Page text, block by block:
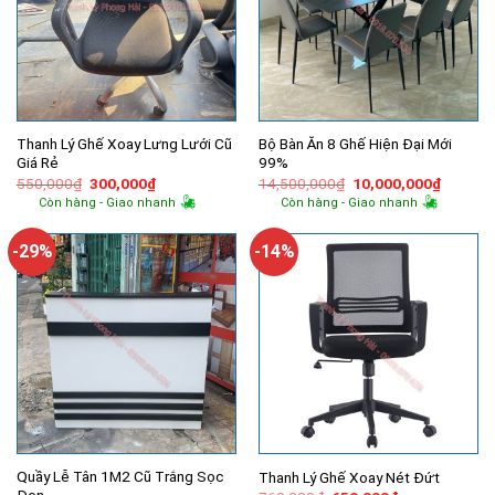
Thanh Lý Ghế Xoay Lưng Lưới Cũ
Giá Rẻ
550,000₫ Giá
gốc
là:
300,000₫Giá
hiện
tại
300,000₫.
Còn hàng - Giao nhanh
Bộ Bàn Ăn 8 Ghế Hiện Đại Mới
99%
14,500,000₫ Giá
gốc
là:
10,000,000₫Giá
hiện
Còn hàng - Giao nhanh
-29%
Quầy Lễ Tân 1M2 Cũ Trắng Sọc
-14%
Thanh Lý Ghế Xoay Nét Đứt